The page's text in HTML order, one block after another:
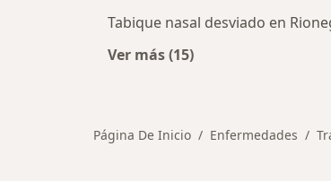
Tabique nasal desviado en
Ver más (15)
Página De Inicio Enfermedades